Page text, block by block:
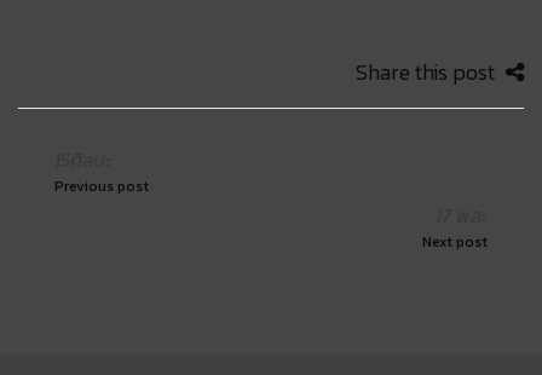
Share this post
Previous post
Next post